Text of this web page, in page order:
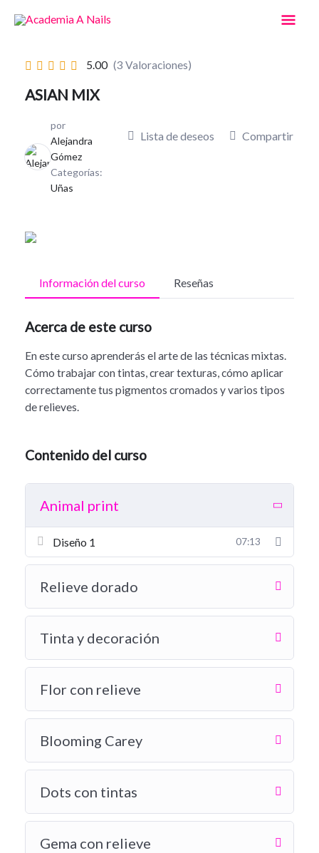
5.00 (3 Valoraciones)
ASIAN MIX
por
Alejandra
Gómez
Categorías:
Uñas
Lista de deseos Compartir
Información del curso Reseñas
Acerca de este curso
En este curso aprenderás el arte de las técnicas mixtas.
Cómo trabajar con tintas, crear texturas, cómo aplicar
correctamente tus pigmentos cromados y varios tipos
de relieves.
Contenido del curso
Animal print
Diseño 1 07:13
Relieve dorado
Tinta y decoración
Flor con relieve
Blooming Carey
Dots con tintas
Gema con relieve